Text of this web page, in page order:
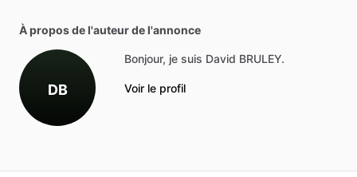
À propos de l'auteur de l'annonce
DB
Bonjour, je suis David BRULEY.
Voir le profil